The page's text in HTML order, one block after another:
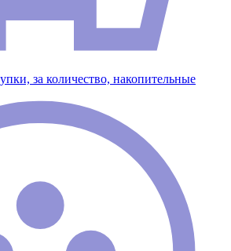
за количество, накопительные